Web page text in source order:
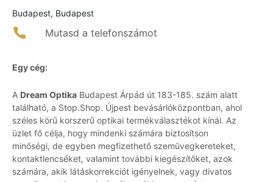
Budapest, Budapest
Mutasd a telefonszámot
Egy cég:
A Dream Optika Budapest Árpád út 183-185. szám alatt
található, a Stop.Shop. Újpest bevásárlóközpontban, ahol
széles körű korszerű optikai termékválasztékot kínál. Az
üzlet fő célja, hogy mindenki számára biztosítson
minőségi, de egyben megfizethető szemüvegkereteket,
kontaktlencséket, valamint további kiegészítőket, azok
számára, akik látáskorrekciót igényelnek, vagy divatos